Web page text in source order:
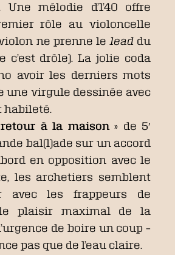
mélodie d’1’40 offre
rôle au violoncelle
ne prenne le leaddu
c’est drôle). La jolie coda
avoir les derniers mots
une virgule dessinée avec
habileté.
à la maison» de 5′
bal(l)ade sur un accord
en opposition avec le
les archetiers semblent
avec les frappeurs de
plaisir maximal de la
de boire un coup –
pas que de l’eau claire.